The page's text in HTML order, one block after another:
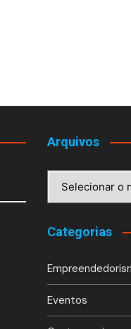
Arquivos
Categorias
Eventos